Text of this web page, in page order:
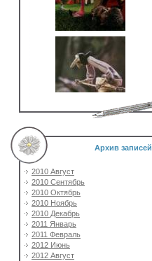
Архив записей
2010 Август
2010 Сентябрь
2010 Октябрь
2010 Ноябрь
2010 Декабрь
2011 Январь
2011 Февраль
2012 Июнь
2012 Август